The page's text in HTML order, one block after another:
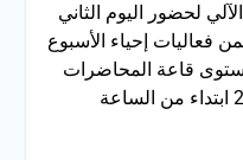
لحضور اليوم الثاني
فعاليات إحياء الأسبوع
قاعة المحاضرات
للكلية غدا الإثنين 13 نوفمبر 2023 ابتداء من الساعة